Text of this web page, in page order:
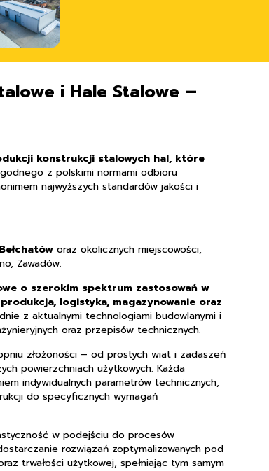
i Hale Stalowe –
konstrukcji stalowych hal, które
z polskimi normami odbioru
najwyższych standardów jakości i
Bełchatów oraz okolicznych miejscowości,
Zawadów.
o szerokim spektrum zastosowań w
logistyka, magazynowanie oraz
z aktualnymi technologiami budowlanymi i
oraz przepisów technicznych.
złożoności – od prostych wiat i zadaszeń
powierzchniach użytkowych. Każda
indywidualnych parametrów technicznych,
do specyficznych wymagań
w podejściu do procesów
rozwiązań zoptymalizowanych pod
trwałości użytkowej, spełniając tym samym